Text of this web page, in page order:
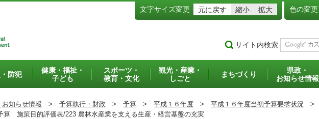
文字サイズ変更 元に戻す 縮小 拡大 色の変更
サイト内検索
防犯
健康・福祉・
子ども
スポーツ・
教育・文化
観光・産業・
しごと
まちづくり
県政・
お知らせ情報
お知らせ情報 > 予算執行・財政 > 予算 > 平成１６年度 > 平成１６年度当初予算要求状況 >
施策目的評価表/223 農林水産業を支える生産・経営基盤の充実